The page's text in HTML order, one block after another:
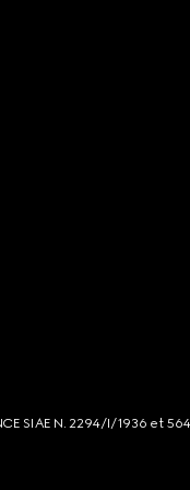
SIAE N. 2294/I/1936 et